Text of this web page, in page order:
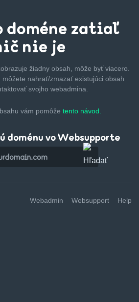
doméne zatiaľ
nie je
žiadny obsah, môže byťviacero.
môžete nahrať/zmazaťexistujúci obsah
svojho webadmina.
vám pomôže tento návod.
doménu vo Websupporte
Webadmin Websupport Help